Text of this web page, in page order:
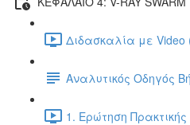
Διδασκαλία με Video
Αναλυτικός Οδηγός
1. Ερώτηση